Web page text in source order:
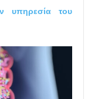
υπηρεσία του